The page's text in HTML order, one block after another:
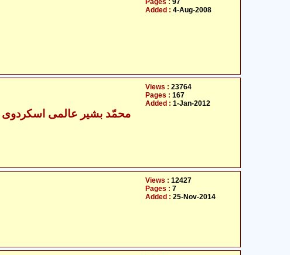
Pages : 97
Added : 4-Aug-2008
Views : 23764
Pages : 167
Added : 1-Jan-2012
Views : 12427
Pages : 7
Added : 25-Nov-2014